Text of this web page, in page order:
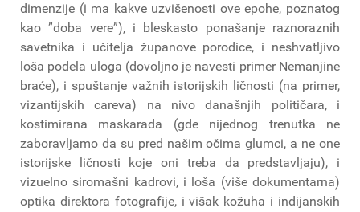
dimenzije (i ma kakve uzvišenosti ove epohe, poznatog
kao ”doba vere”), i bleskasto ponašanje raznoraznih
savetnika i učitelja županove porodice, i neshvatljivo
loša podela uloga (dovoljno je navesti primer Nemanjine
braće), i spuštanje važnih istorijskih ličnosti (na primer,
vizantijskih careva) na nivo današnjih političara, i
kostimirana maskarada (gde nijednog trenutka ne
zaboravljamo da su pred našim očima glumci, a ne one
istorijske ličnosti koje oni treba da predstavljaju), i
vizuelno siromašni kadrovi, i loša (više dokumentarna)
optika direktora fotografije, i višak kožuha i indijanskih